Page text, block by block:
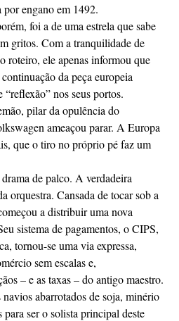
engano em 1492.
foi a de uma estrela que sabe
gritos. Com a tranquilidade de
roteiro, ele apenas informou que
da peça europeia
nos seus portos.
pilar da opulência do
ameaçou parar. A Europa
que o tiro no próprio pé faz um
de palco. A verdadeira
orquestra. Cansada de tocar sob a
a distribuir uma nova
sistema de pagamentos, o CIPS,
tornou-se uma via expressa,
sem escalas e,
– e as taxas – do antigo maestro.
abarrotados de soja, minério
ser o solista principal deste